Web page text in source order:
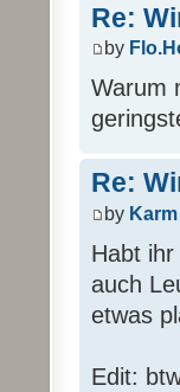
Re:
by
Warum
Re:
by Karm
Habt
auch
etwas
Edit: